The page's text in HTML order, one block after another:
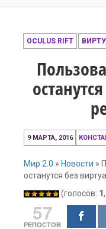
OCULUS RIFT
9 МАРТА, 2016
8
марта,
Мир 2.0 » Новости »
останутся без
(голосов: 1
57
РЕПОСТОВ